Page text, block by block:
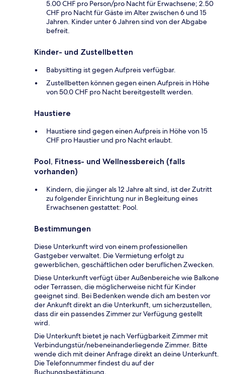
5.00 CHF pro Person/pro Nacht für Erwachsene; 2.50
CHF pro Nacht für Gäste im Alter zwischen 6 und 15
Jahren. Kinder unter 6 Jahren sind von der Abgabe
befreit.
Kinder- und Zustellbetten
Babysitting ist gegen Aufpreis verfügbar.
Zustellbetten können gegen einen Aufpreis in Höhe
von 50.0 CHF pro Nacht bereitgestellt werden.
Haustiere
Haustiere sind gegen einen Aufpreis in Höhe von 15
CHF pro Haustier und pro Nacht erlaubt.
Pool, Fitness- und Wellnessbereich (falls
vorhanden)
Kindern, die jünger als 12 Jahre alt sind, ist der Zutritt
zu folgender Einrichtung nur in Begleitung eines
Erwachsenen gestattet: Pool.
Bestimmungen
Diese Unterkunft wird von einem professionellen
Gastgeber verwaltet. Die Vermietung erfolgt zu
gewerblichen, geschäftlichen oder beruflichen Zwecken.
Diese Unterkunft verfügt über Außenbereiche wie Balkone
oder Terrassen, die möglicherweise nicht für Kinder
geeignet sind. Bei Bedenken wende dich am besten vor
der Ankunft direkt an die Unterkunft, um sicherzustellen,
dass dir ein passendes Zimmer zur Verfügung gestellt
wird.
Die Unterkunft bietet je nach Verfügbarkeit Zimmer mit
Verbindungstür/nebeneinanderliegende Zimmer. Bitte
wende dich mit deiner Anfrage direkt an deine Unterkunft.
Die Telefonnummer findest du auf der
Buchungsbestätigung.